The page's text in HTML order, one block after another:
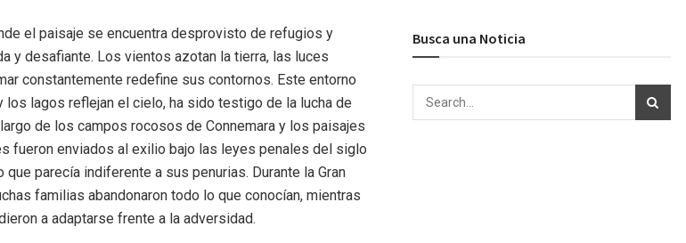
el paisaje se encuentra desprovisto de refugios y
y desafiante. Los vientos azotan la tierra, las luces
constantemente redefine sus contornos. Este entorno
los lagos reflejan el cielo, ha sido testigo de la lucha de
de los campos rocosos de Connemara y los paisajes
fueron enviados al exilio bajo las leyes penales del siglo
parecía indiferente a sus penurias. Durante la Gran
familias abandonaron todo lo que conocían, mientras
a adaptarse frente a la adversidad.
Busca una Noticia